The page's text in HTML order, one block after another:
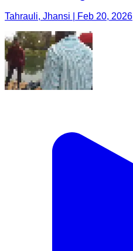
Tahrauli, Jhansi | Feb 20, 2026